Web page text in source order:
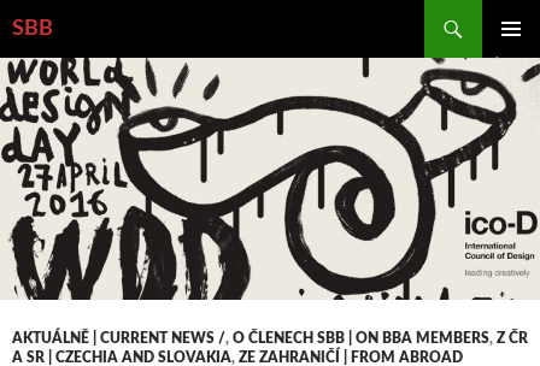
SBB
MENU
K
OBSAHU
WEBU
AKTUÁLNĚ | CURRENT NEWS /, O ČLENECH SBB | ON BBA MEMBERS, Z ČR
A SR | CZECHIA AND SLOVAKIA, ZE ZAHRANIČÍ | FROM ABROAD